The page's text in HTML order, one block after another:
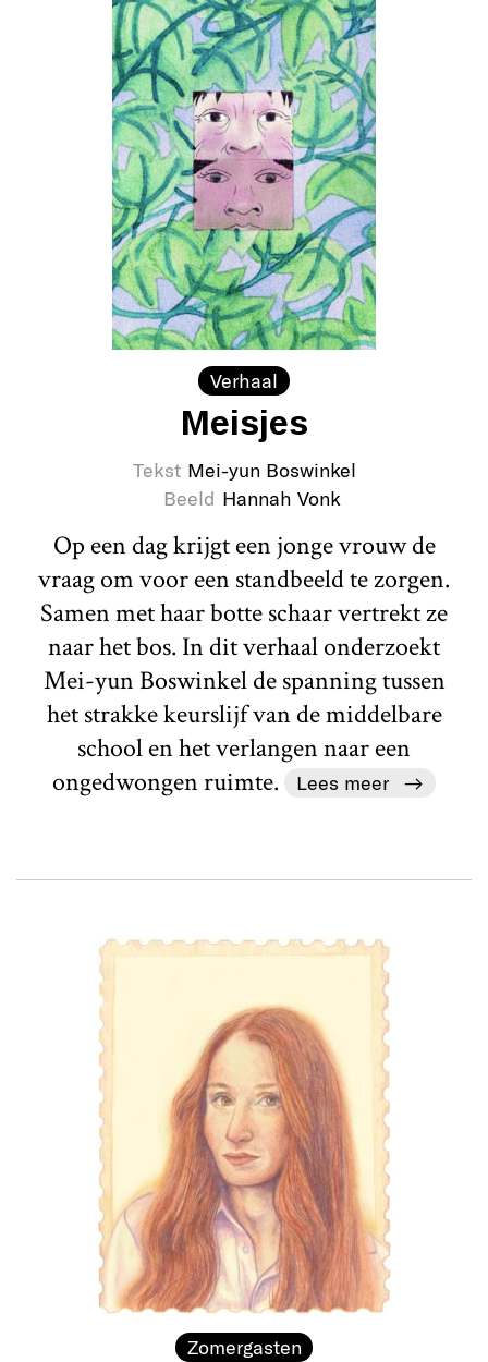
Verhaal
Meisjes
Tekst Mei-yun Boswinkel
Beeld Hannah Vonk
Op een dag krijgt een jonge vrouw de
vraag om voor een standbeeld te zorgen.
Samen met haar botte schaar vertrekt ze
naar het bos. In dit verhaal onderzoekt
Mei-yun Boswinkel de spanning tussen
het strakke keurslijf van de middelbare
school en het verlangen naar een
ongedwongen ruimte.
Lees meer
Zomergasten